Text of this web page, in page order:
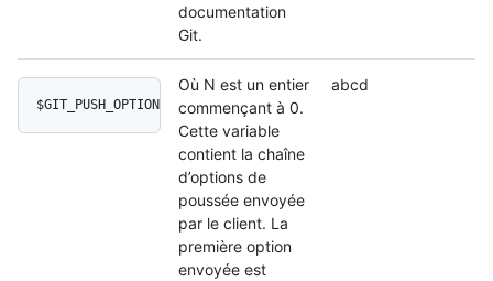
documentation
Git.
$GIT_PUSH_OPTION_N
Où N est un entier
commençant à 0.
Cette variable
contient la chaîne
d’options de
poussée envoyée
par le client. La
première option
envoyée est
abcd